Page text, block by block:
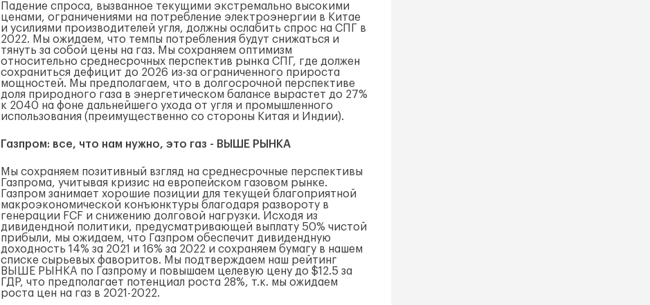
Падение спроса, вызванное текущими экстремально высокими
ценами, ограничениями на потребление электроэнергии в Китае
и усилиями производителей угля, должны ослабить спрос на СПГ в
2022. Мы ожидаем, что темпы потребления будут снижаться и
тянуть за собой цены на газ. Мы сохраняем оптимизм
относительно среднесрочных перспектив рынка СПГ, где должен
сохраниться дефицит до 2026 из-за ограниченного прироста
мощностей. Мы предполагаем, что в долгосрочной перспективе
доля природного газа в энергетическом балансе вырастет до 27%
к 2040 на фоне дальнейшего ухода от угля и промышленного
использования (преимущественно со стороны Китая и Индии).
Газпром: все, что нам нужно, это газ - ВЫШЕ РЫНКА
Мы сохраняем позитивный взгляд на среднесрочные перспективы
Газпрома, учитывая кризис на европейском газовом рынке.
Газпром занимает хорошие позиции для текущей благоприятной
макроэкономической конъюнктуры благодаря развороту в
генерации FCF и снижению долговой нагрузки. Исходя из
дивидендной политики, предусматривающей выплату 50% чистой
прибыли, мы ожидаем, что Газпром обеспечит дивидендную
доходность 14% за 2021 и 16% за 2022 и сохраняем бумагу в нашем
списке сырьевых фаворитов. Мы подтверждаем наш рейтинг
ВЫШЕ РЫНКА по Газпрому и повышаем целевую цену до $12.5 за
ГДР, что предполагает потенциал роста 28%, т.к. мы ожидаем
роста цен на газ в 2021-2022.